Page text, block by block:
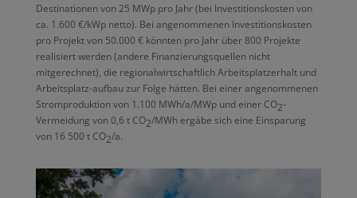
Destinationen von 25 MWp pro Jahr (bei Investitionskosten von
ca. 1.600 €/kWp netto). Bei angenommenen Investitionskosten
pro Projekt von 50.000 € könnten pro Jahr über 800 Projekte
realisiert werden (andere Finanzierungsquellen nicht
mitgerechnet), die regionalwirtschaftlich Arbeitsplatzerhalt und
Arbeitsplatz-aufbau zur Folge hätten. Bei einer angenommenen
Stromproduktion von 1.100 MWh/a/MWp und einer CO2-
Vermeidung von 0,6 t CO2/MWh ergäbe sich eine Einsparung
von 16 500 t CO2/a.